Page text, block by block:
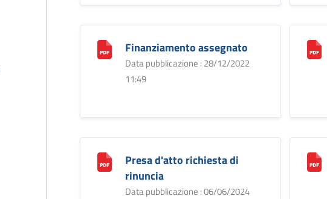
Finanziamento assegnato
Data pubblicazione : 28/12/2022
11:49
Presa d'atto richiesta di
rinuncia
Data pubblicazione : 06/06/2024